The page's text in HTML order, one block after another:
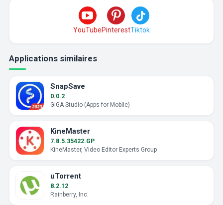
YouTubePinterestTiktok
Applications similaires
SnapSave
0.0.2
GIGA Studio (Apps for Mobile)
KineMaster
7.8.5.35422.GP
KineMaster, Video Editor Experts Group
uTorrent
8.2.12
Rainberry, Inc.